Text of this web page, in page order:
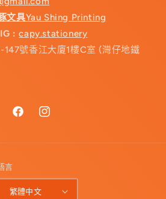
文具Yau Shing Printing
IG :capy.stationery
147號香江大廈1樓C室 (灣仔地鐵
FacebookInstagram
言
繁體中文